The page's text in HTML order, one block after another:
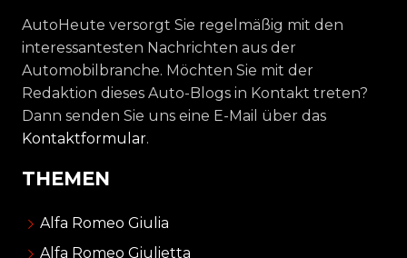
AutoHeute versorgt Sie regelmäßig mit den
interessantesten Nachrichten aus der
Automobilbranche. Möchten Sie mit der
Redaktion dieses Auto-Blogs in Kontakt treten?
Dann senden Sie uns eine E-Mail über das
Kontaktformular.
THEMEN
Alfa Romeo Giulia
Alfa Romeo Giulietta